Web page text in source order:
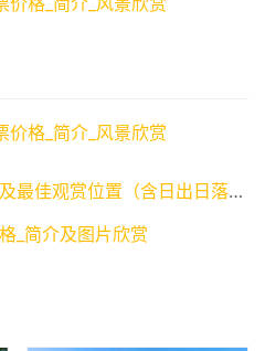
佳观赏位置（含日出日落图）
_简介及图片欣赏